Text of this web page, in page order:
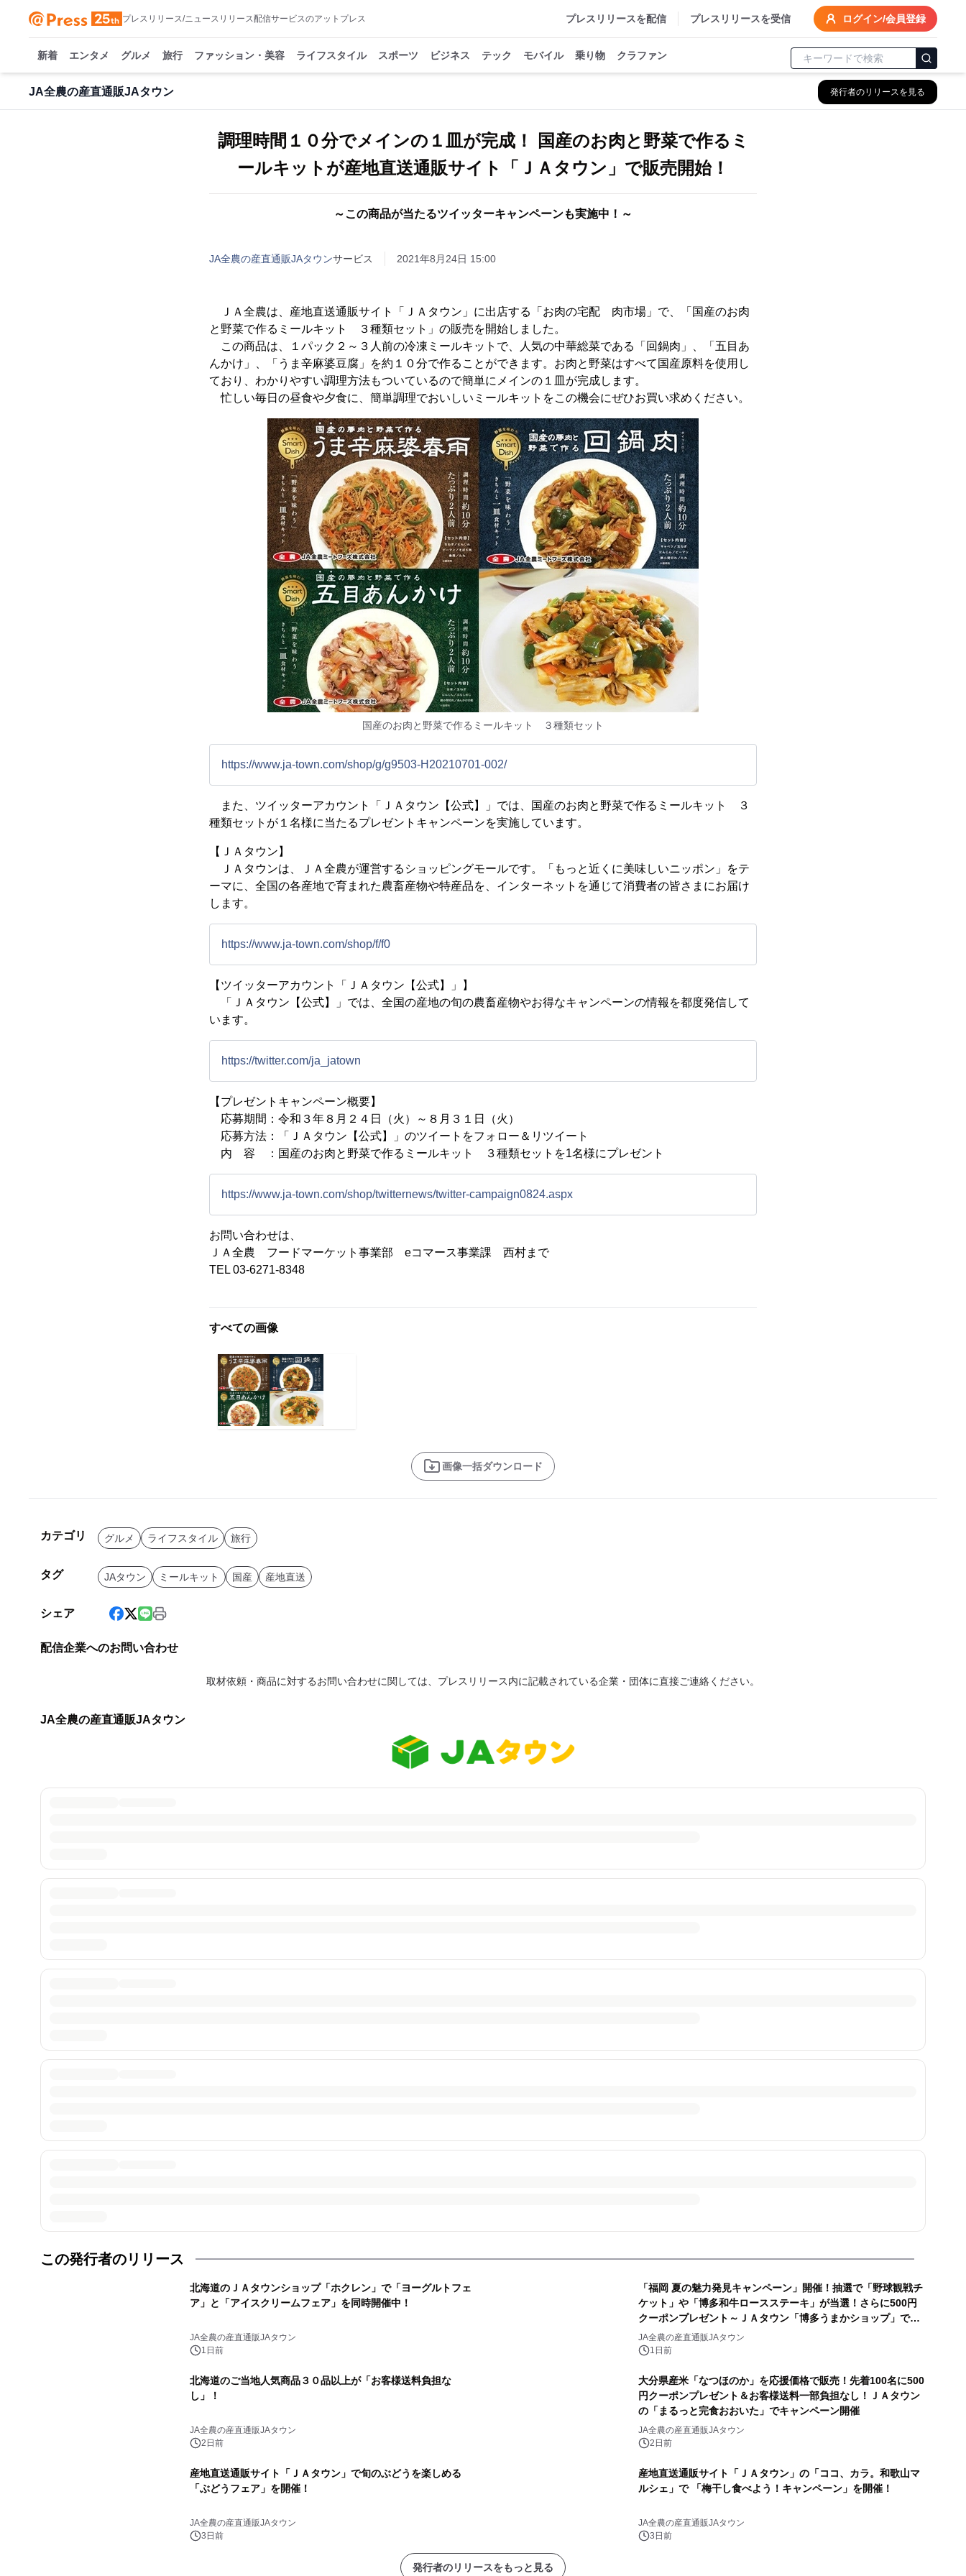
プレスリリース/ニュースリリース配信サービスのアットプレス プレスリリースを配信 プレスリリースを受信 ログイン/会員登録
新着 エンタメ グルメ 旅行 ファッション・美容 ライフスタイル スポーツ ビジネス テック モバイル 乗り物 クラファン
JA全農の産直通販JAタウン 発行者のリリースを見る
調理時間１０分でメインの１皿が完成！ 国産のお肉と野菜で作るミ
ールキットが産地直送通販サイト「ＪＡタウン」で販売開始！
～この商品が当たるツイッターキャンペーンも実施中！～
JA全農の産直通販JAタウンサービス 2021年8月24日 15:00
ＪＡ全農は、産地直送通販サイト「ＪＡタウン」に出店する「お肉の宅配 肉市場」で、「国産のお肉
と野菜で作るミールキット ３種類セット」の販売を開始しました。
この商品は、１パック２～３人前の冷凍ミールキットで、人気の中華総菜である「回鍋肉」、「五目あ
んかけ」、「うま辛麻婆豆腐」を約１０分で作ることができます。お肉と野菜はすべて国産原料を使用し
ており、わかりやすい調理方法もついているので簡単にメインの１皿が完成します。
忙しい毎日の昼食や夕食に、簡単調理でおいしいミールキットをこの機会にぜひお買い求めください。
国産のお肉と野菜で作るミールキット ３種類セット
https://www.ja-town.com/shop/g/g9503-H20210701-002/
また、ツイッターアカウント「ＪＡタウン【公式】」では、国産のお肉と野菜で作るミールキット ３
種類セットが１名様に当たるプレゼントキャンペーンを実施しています。
【ＪＡタウン】
ＪＡタウンは、ＪＡ全農が運営するショッピングモールです。「もっと近くに美味しいニッポン」をテ
ーマに、全国の各産地で育まれた農畜産物や特産品を、インターネットを通じて消費者の皆さまにお届け
します。
https://www.ja-town.com/shop/f/f0
【ツイッターアカウント「ＪＡタウン【公式】」】
「ＪＡタウン【公式】」では、全国の産地の旬の農畜産物やお得なキャンペーンの情報を都度発信して
います。
https://twitter.com/ja_jatown
【プレゼントキャンペーン概要】
応募期間：令和３年８月２４日（火）～８月３１日（火）
応募方法：「ＪＡタウン【公式】」のツイートをフォロー＆リツイート
内 容 ：国産のお肉と野菜で作るミールキット ３種類セットを1名様にプレゼント
https://www.ja-town.com/shop/twitternews/twitter-campaign0824.aspx
お問い合わせは、
ＪＡ全農 フードマーケット事業部 eコマース事業課 西村まで
TEL 03-6271-8348
すべての画像
画像一括ダウンロード
カテゴリ グルメ ライフスタイル 旅行
タグ JAタウン ミールキット 国産 産地直送
シェア
配信企業へのお問い合わせ
取材依頼・商品に対するお問い合わせに関しては、プレスリリース内に記載されている企業・団体に直接ご連絡ください。
JA全農の産直通販JAタウン
この発行者のリリース
北海道のＪＡタウンショップ「ホクレン」で「ヨーグルトフェ
ア」と「アイスクリームフェア」を同時開催中！
JA全農の産直通販JAタウン
1日前
「福岡 夏の魅力発見キャンペーン」開催！抽選で「野球観戦チ
ケット」や「博多和牛ロースステーキ」が当選！さらに500円
クーポンプレゼント～ＪＡタウン「博多うまかショップ」で８
月１１日まで～
JA全農の産直通販JAタウン
1日前
北海道のご当地人気商品３０品以上が「お客様送料負担な
し」！
JA全農の産直通販JAタウン
2日前
大分県産米「なつほのか」を応援価格で販売！先着100名に500
円クーポンプレゼント＆お客様送料一部負担なし！ＪＡタウン
の「まるっと完食おおいた」でキャンペーン開催
JA全農の産直通販JAタウン
2日前
産地直送通販サイト「ＪＡタウン」で旬のぶどうを楽しめる
「ぶどうフェア」を開催！
JA全農の産直通販JAタウン
3日前
産地直送通販サイト「ＪＡタウン」の「ココ、カラ。和歌山マ
ルシェ」で 「梅干し食べよう！キャンペーン」を開催！
JA全農の産直通販JAタウン
3日前
発行者のリリースをもっと見る